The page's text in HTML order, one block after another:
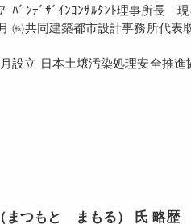
ﾞﾝﾃﾞｻﾞｲﾝｺﾝｻﾙﾀﾝﾄ理事所長 現
共同建築都市設計事務所代表
設立 日本土壌汚染処理安全推
つもと まもる） 氏 略歴